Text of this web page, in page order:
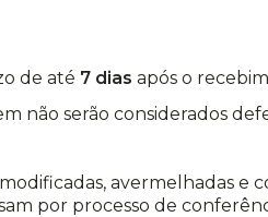
de até 7 dias após o
não serão considerados
avermelhadas e
por processo de